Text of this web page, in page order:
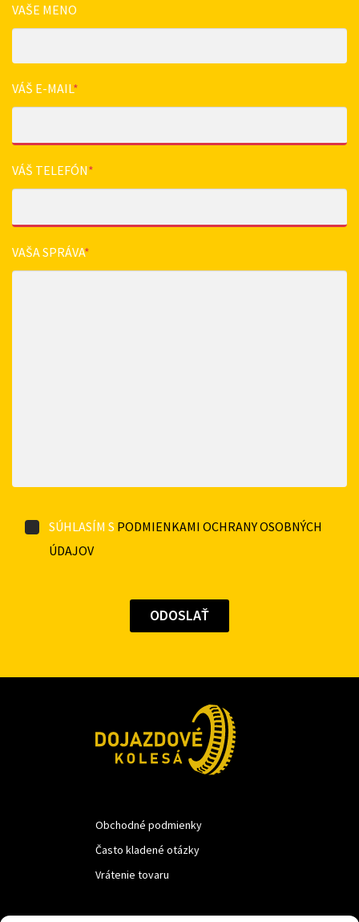
VAŠE MENO
VÁŠ E-MAIL*
VÁŠ TELEFÓN*
VAŠA SPRÁVA*
SÚHLASÍM S PODMIENKAMI OCHRANY OSOBNÝCH
ÚDAJOV
Obchodné podmienky
Často kladené otázky
Vrátenie tovaru